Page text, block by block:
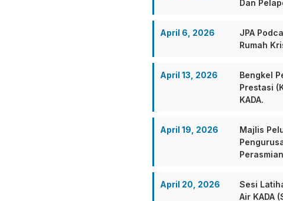
Dan
April 6, 2026
JPA
Rumah
April 13, 2026
Bengkel
Prestasi
KADA.
April 19, 2026
Majlis
April 20, 2026
Sesi
Air KADA